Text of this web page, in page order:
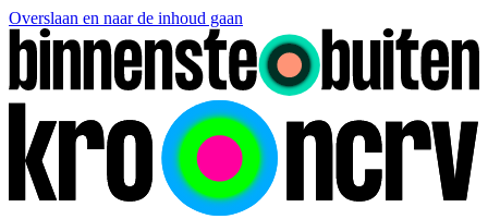
Overslaan en naar de inhoud gaan